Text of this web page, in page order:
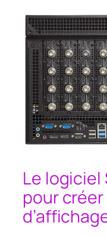
Le logiciel
pour